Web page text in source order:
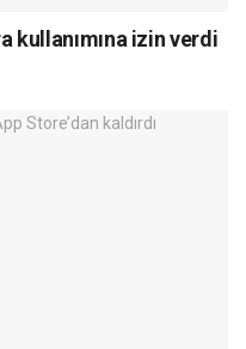
kullanımına izin verdi